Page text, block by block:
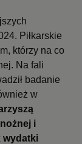
Piłkarskie
którzy na co
Na fali
badanie
w
i
wydatki